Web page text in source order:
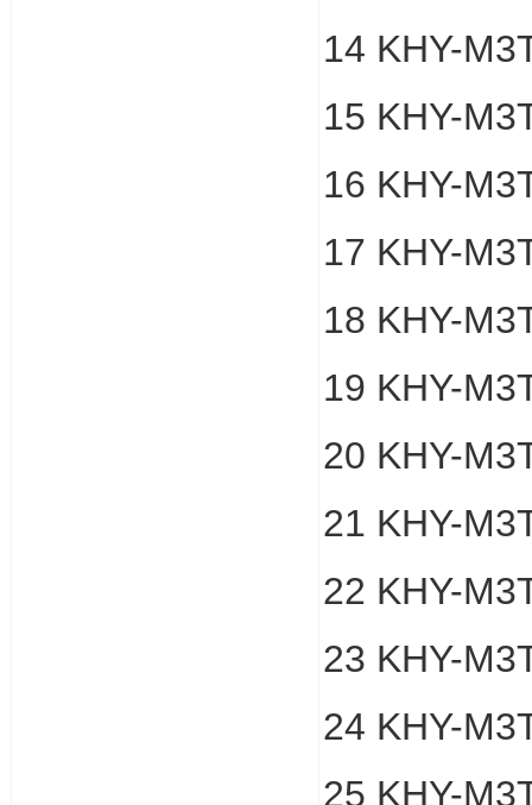
14 KHY-
15 KHY-
16 KHY-
17 KHY-
18 KHY-
19 KHY-
20 KHY-
21 KHY-
22 KHY-
23 KHY-
24 KHY-
25 KHY-